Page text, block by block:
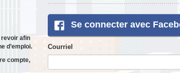
revoir afin
d’emploi.
compte,
Se connecter avec
Courriel